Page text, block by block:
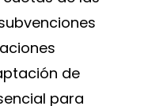
de
para